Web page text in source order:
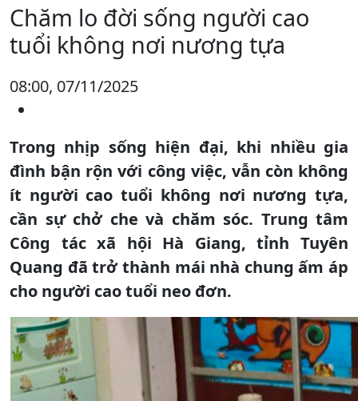
Chăm lo đời sống người cao
tuổi không nơi nương tựa
08:00, 07/11/2025
Trong nhịp sống hiện đại, khi nhiều gia
đình bận rộn với công việc, vẫn còn không
ít người cao tuổi không nơi nương tựa,
cần sự chở che và chăm sóc. Trung tâm
Công tác xã hội Hà Giang, tỉnh Tuyên
Quang đã trở thành mái nhà chung ấm áp
cho người cao tuổi neo đơn.